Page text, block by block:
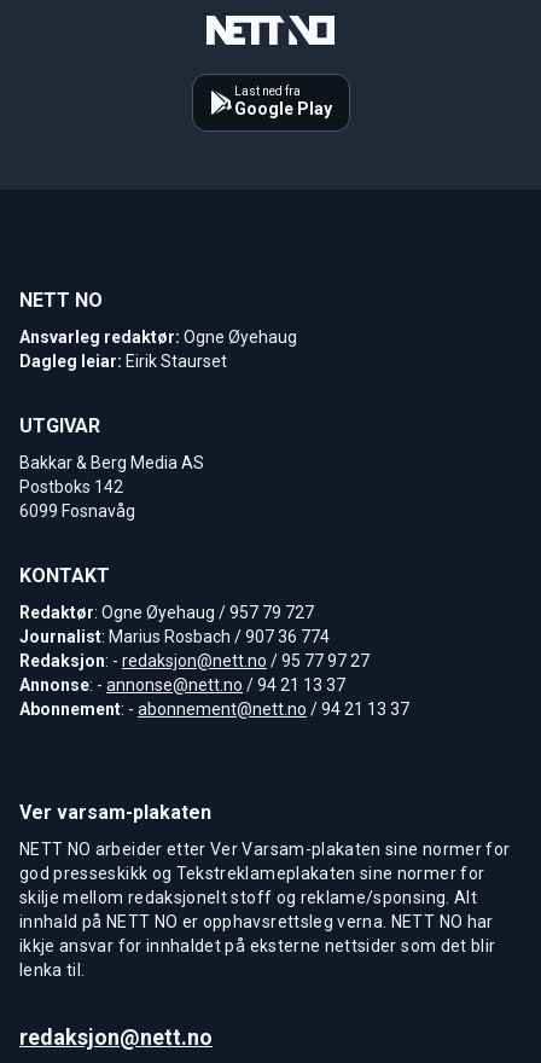
Last ned fra
Google Play
NETT NO
Ansvarleg redaktør: Ogne Øyehaug
Dagleg leiar: Eirik Staurset
UTGIVAR
Bakkar & Berg Media AS
Postboks 142
6099 Fosnavåg
KONTAKT
Redaktør: Ogne Øyehaug / 957 79 727
Journalist: Marius Rosbach / 907 36 774
Redaksjon: - redaksjon@nett.no / 95 77 97 27
Annonse: - annonse@nett.no / 94 21 13 37
Abonnement: - abonnement@nett.no / 94 21 13 37
Ver varsam-plakaten
NETT NO arbeider etter Ver Varsam-plakaten sine normer for
god presseskikk og Tekstreklameplakaten sine normer for
skilje mellom redaksjonelt stoff og reklame/sponsing. Alt
innhald på NETT NO er opphavsrettsleg verna. NETT NO har
ikkje ansvar for innhaldet på eksterne nettsider som det blir
lenka til.
redaksjon@nett.no